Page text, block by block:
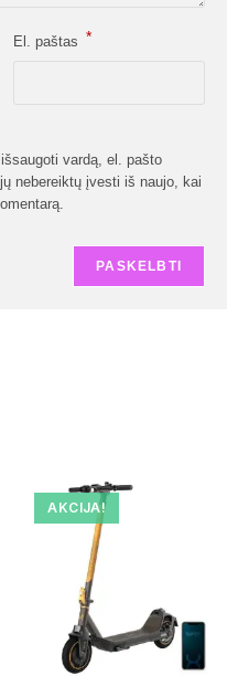
AKCIJA!
El. paštas *
vardą, el. pašto
nebereiktų įvesti iš naujo, kai